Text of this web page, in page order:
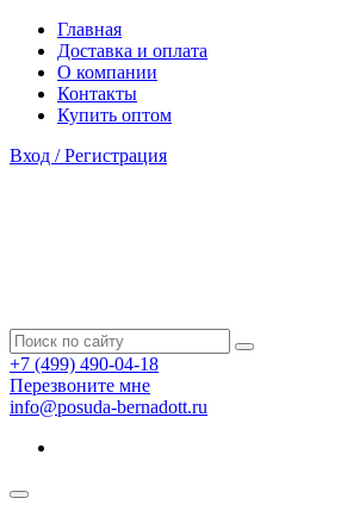
Главная
Доставка и оплата
О компании
Контакты
Купить оптом
Вход / Регистрация
+7 (499) 490-04-18
Перезвоните мне
info@posuda-bernadott.ru